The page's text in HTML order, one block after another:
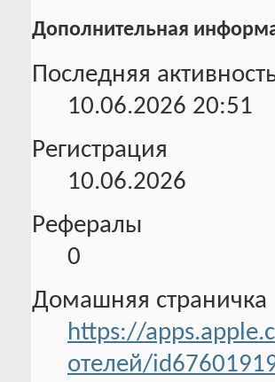
Дополнительная
Последняя
10.06.2026 20:51
Регистрация
10.06.2026
Рефералы
0
Домашняя страничка
https://
отелей/